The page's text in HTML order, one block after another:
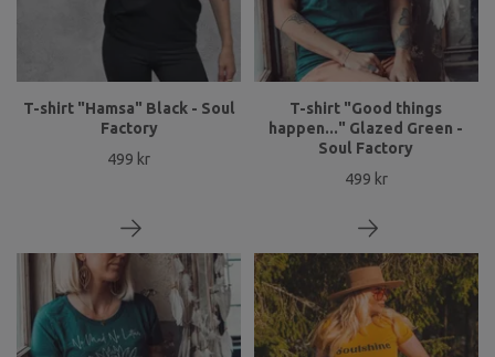
T-shirt "Hamsa" Black - Soul
Factory
499 kr
T-shirt "Good things
happen..." Glazed Green -
Soul Factory
499 kr